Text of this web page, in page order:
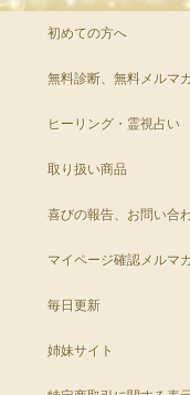
初めての方へ
無料診断、無料メルマ
ヒーリング・霊視占い
取り扱い商品
喜びの報告、お問い合
マイページ確認 メルマ
毎日更新
姉妹サイト